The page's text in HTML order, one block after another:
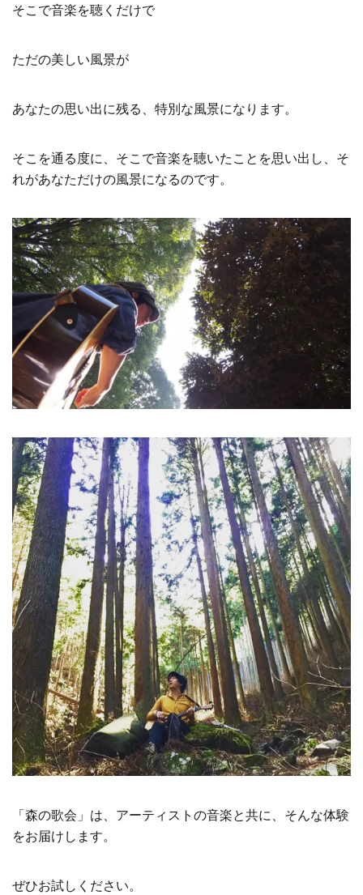
そこで音楽を聴くだけで
ただの美しい風景が
あなたの思い出に残る、特別な風景になります。
そこを通る度に、そこで音楽を聴いたことを思い出し、そ
れがあなただけの風景になるのです。
「森の歌会」は、アーティストの音楽と共に、そんな体験
をお届けします。
ぜひお試しください。